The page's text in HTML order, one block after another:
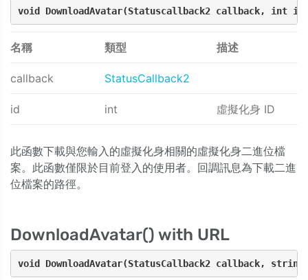
void DownloadAvatar(Statuscallback2 callback, int
名稱 類型 描述
callback StatusCallback2
id int 虛擬化身 ID
此函數下載與您輸入的虛擬化身相關的虛擬化身二進位檔
案。此函數僅限於目前登入的使用者。回調訊息為下載二進
位檔案的路徑。
DownloadAvatar() with URL
void DownloadAvatar(StatusCallback2 callback,